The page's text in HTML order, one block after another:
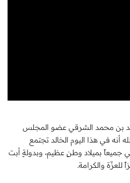
بن محمد الشرقي عضو المجلس
أنه في هذا اليوم الخالد تجتمع
جميعاً بميلاد وطنٍ عظيم، وبدولةٍ أبت
للعزّة والكرامة.